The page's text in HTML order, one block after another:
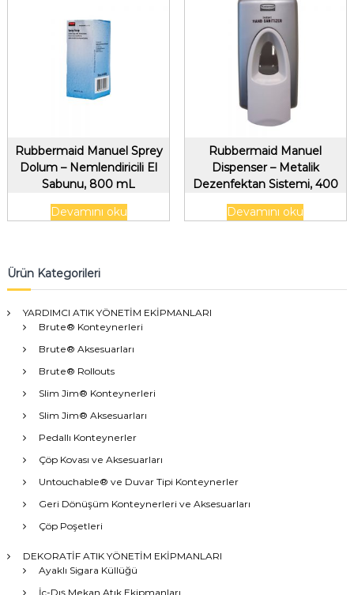
Rubbermaid Manuel Sprey
Dolum – Nemlendiricili El
Sabunu, 800 mL
Devamını oku
Rubbermaid Manuel
Dispenser – Metalik
Dezenfektan Sistemi, 400
ml
Devamını oku
Ürün Kategorileri
YARDIMCI ATIK YÖNETİM EKİPMANLARI
Brute® Konteynerleri
Brute® Aksesuarları
Brute® Rollouts
Slim Jim® Konteynerleri
Slim Jim® Aksesuarları
Pedallı Konteynerler
Çöp Kovası ve Aksesuarları
Untouchable® ve Duvar Tipi Konteynerler
Geri Dönüşüm Konteynerleri ve Aksesuarları
Çöp Poşetleri
DEKORATİF ATIK YÖNETİM EKİPMANLARI
Ayaklı Sigara Küllüğü
İç-Dış Mekan Atık Ekipmanları